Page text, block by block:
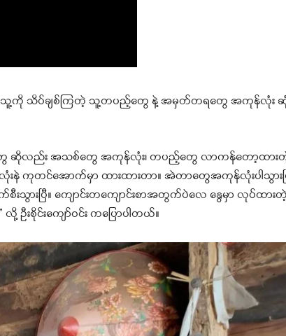
သူ့ကို သိပ်ချစ်ကြတဲ့ သူ့တပည့်တွေ နဲ့ အမှတ်တရတွေ အကုန်လုံး ဆုံး
တွေ ဆိုလည်း အသစ်တွေ အကုန်လုံး၊ တပည့်တွေ လာကန်တော့ထား
င်အောက်မှာ ထားထားတာ။ အဲတာတွေအကုန်လုံးပါသွားပြီ
းသွားပြီ။ ကျောင်းတကျောင်းစာအတွက်ပဲလေ နွေမှာ လုပ်ထား
ဦးစိုင်းကျော်ဝင်း ကပြောပါတယ်။